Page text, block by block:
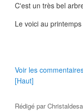
C'est un très bel
Le voici au
Voir les
[Haut]
Rédigé par